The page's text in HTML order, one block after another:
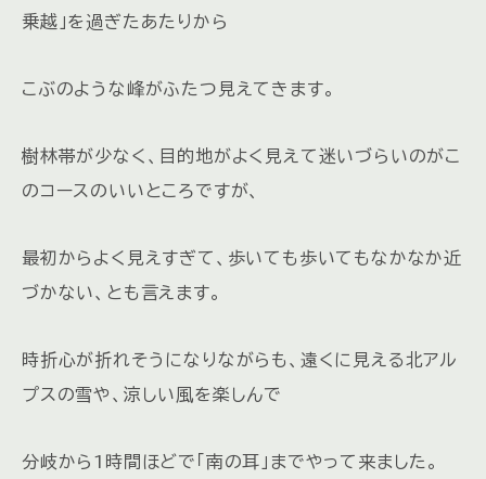
乗越」を過ぎたあたりから
こぶのような峰がふたつ見えてきます。
樹林帯が少なく、目的地がよく見えて迷いづらいのがこ
のコースのいいところですが、
最初からよく見えすぎて、歩いても歩いてもなかなか近
づかない、とも言えます。
時折心が折れそうになりながらも、遠くに見える北アル
プスの雪や、涼しい風を楽しんで
分岐から1時間ほどで「南の耳」までやって来ました。